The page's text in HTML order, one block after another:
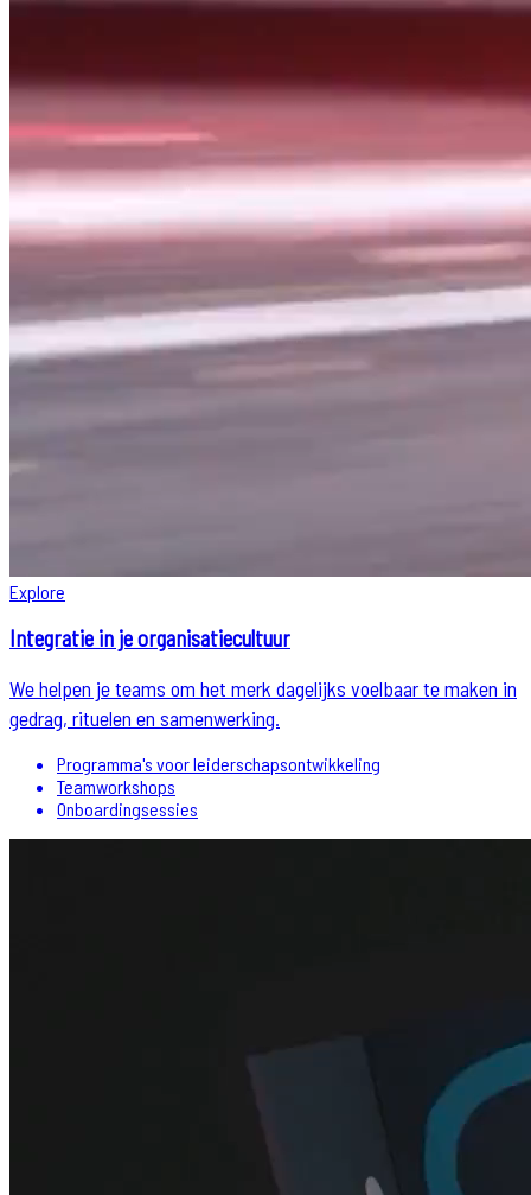
Explore
Integratie in je organisatiecultuur
We helpen je teams om het merk dagelijks voelbaar te maken in
gedrag, rituelen en samenwerking.
Programma's voor leiderschapsontwikkeling
Teamworkshops
Onboardingsessies